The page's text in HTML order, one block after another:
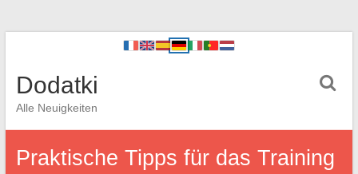
Dodatki
Alle Neuigkeiten
Praktische Tipps für das Training